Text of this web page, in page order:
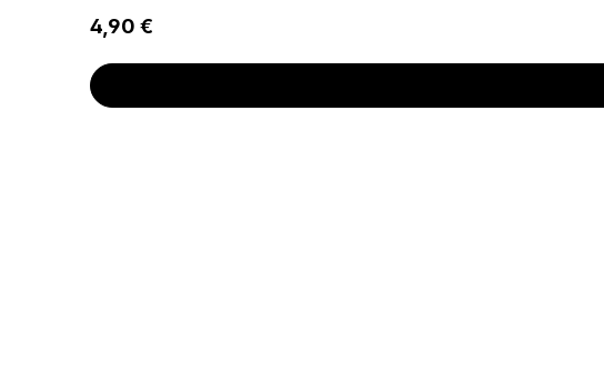
Regulärer Preis:
4,90 €